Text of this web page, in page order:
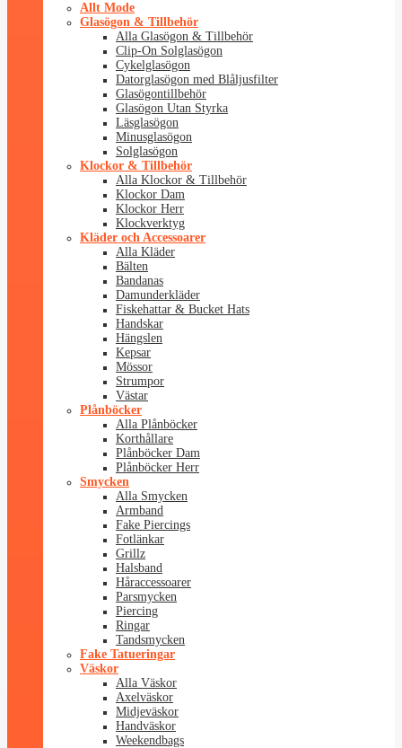
Allt Mode
Glasögon & Tillbehör
Alla Glasögon & Tillbehör
Clip-On Solglasögon
Cykelglasögon
Datorglasögon med Blåljusfilter
Glasögontillbehör
Glasögon Utan Styrka
Läsglasögon
Minusglasögon
Solglasögon
Klockor & Tillbehör
Alla Klockor & Tillbehör
Klockor Dam
Klockor Herr
Klockverktyg
Kläder och Accessoarer
Alla Kläder
Bälten
Bandanas
Damunderkläder
Fiskehattar & Bucket Hats
Handskar
Hängslen
Kepsar
Mössor
Strumpor
Västar
Plånböcker
Alla Plånböcker
Korthållare
Plånböcker Dam
Plånböcker Herr
Smycken
Alla Smycken
Armband
Fake Piercings
Fotlänkar
Grillz
Halsband
Håraccessoarer
Parsmycken
Piercing
Ringar
Tandsmycken
Fake Tatueringar
Väskor
Alla Väskor
Axelväskor
Midjeväskor
Handväskor
Weekendbags